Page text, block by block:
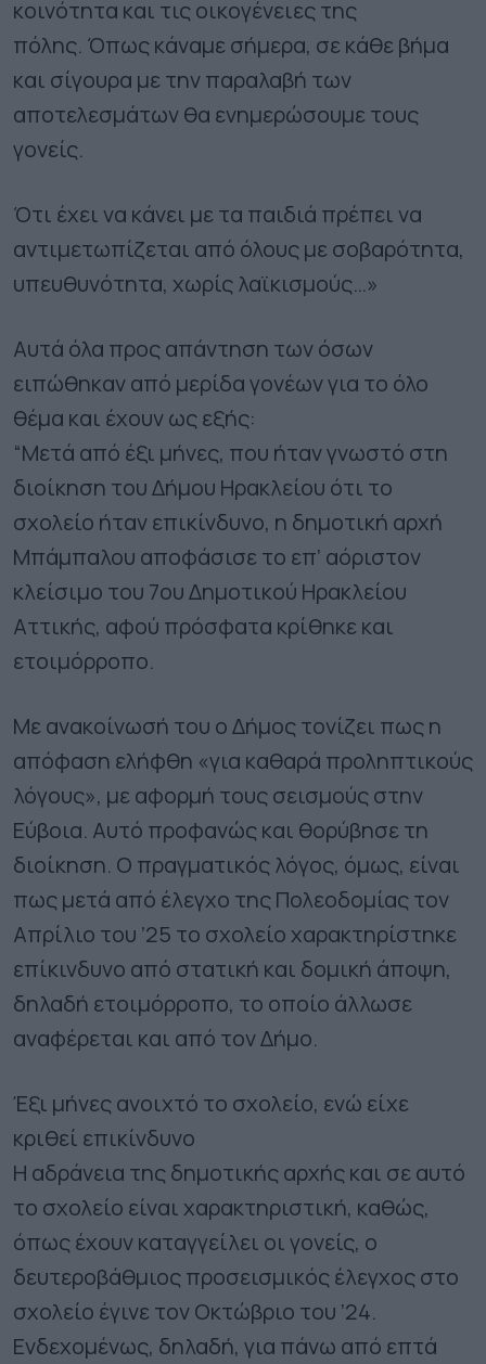
κοινότητα και τις οικογένειες της
πόλης. Όπως κάναμε σήμερα, σε κάθε βήμα
και σίγουρα με την παραλαβή των
αποτελεσμάτων θα ενημερώσουμε τους
γονείς.
Ότι έχει να κάνει με τα παιδιά πρέπει να
αντιμετωπίζεται από όλους με σοβαρότητα,
υπευθυνότητα, χωρίς λαϊκισμούς…»
Αυτά όλα προς απάντηση των όσων
ειπώθηκαν από μερίδα γονέων για το όλο
θέμα και έχουν ως εξής:
“Μετά από έξι μήνες, που ήταν γνωστό στη
διοίκηση του Δήμου Ηρακλείου ότι το
σχολείο ήταν επικίνδυνο, η δημοτική αρχή
Μπάμπαλου αποφάσισε το επ’ αόριστον
κλείσιμο του 7ου Δημοτικού Ηρακλείου
Αττικής, αφού πρόσφατα κρίθηκε και
ετοιμόρροπο.
Με ανακοίνωσή του ο Δήμος τονίζει πως η
απόφαση ελήφθη «για καθαρά προληπτικούς
λόγους», με αφορμή τους σεισμούς στην
Εύβοια. Αυτό προφανώς και θορύβησε τη
διοίκηση. Ο πραγματικός λόγος, όμως, είναι
πως μετά από έλεγχο της Πολεοδομίας τον
Απρίλιο του ’25 το σχολείο χαρακτηρίστηκε
επίκινδυνο από στατική και δομική άποψη,
δηλαδή ετοιμόρροπο, το οποίο άλλωσε
αναφέρεται και από τον Δήμο.
Έξι μήνες ανοιχτό το σχολείο, ενώ είχε
κριθεί επικίνδυνο
Η αδράνεια της δημοτικής αρχής και σε αυτό
το σχολείο είναι χαρακτηριστική, καθώς,
όπως έχουν καταγγείλει οι γονείς, ο
δευτεροβάθμιος προσεισμικός έλεγχος στο
σχολείο έγινε τον Οκτώβριο του ’24.
Ενδεχομένως, δηλαδή, για πάνω από επτά